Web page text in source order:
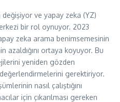
değişiyor ve yapay zeka (YZ)
bir rol oynuyor. 2023
zeka arama benimsemesinin
azaldığını ortaya koyuyor. Bu
yeniden gözden
gerektiriyor.
nasıl çalıştığını
için çıkarılması gereken